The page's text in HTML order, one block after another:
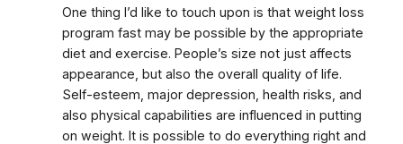
One thing I’d like to touch upon is that weight loss
program fast may be possible by the appropriate
diet and exercise. People’s size not just affects
appearance, but also the overall quality of life.
Self-esteem, major depression, health risks, and
also physical capabilities are influenced in putting
on weight. It is possible to do everything right and